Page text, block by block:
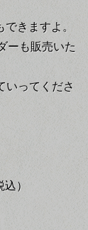
きますよ。
ーも販売いた
いってくださ
）